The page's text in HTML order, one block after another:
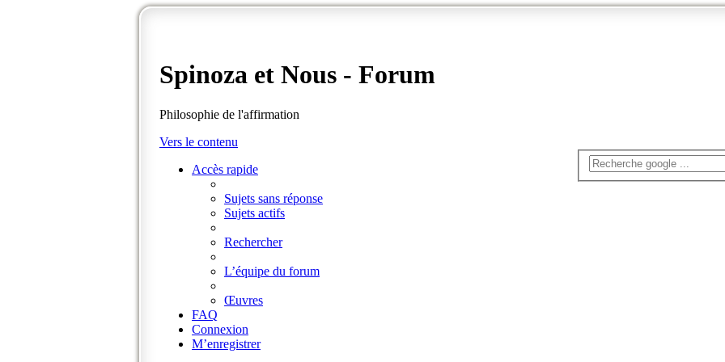
Spinoza et Nous - Forum
Philosophie de l'affirmation
Vers le contenu
Accès rapide
Sujets sans réponse
Sujets actifs
Rechercher
L’équipe du forum
Œuvres
FAQ
Connexion
M’enregistrer